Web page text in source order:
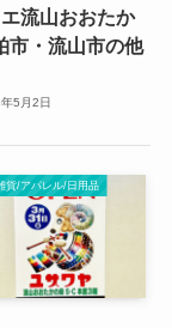
流山おおたか
市・流山市の他
5月2日
貨/アパレル/日用品